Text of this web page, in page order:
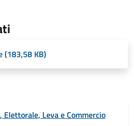
(183,58 KB)
Leva e Commercio